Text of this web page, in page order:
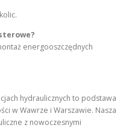
energooszczędnych
hydraulicznych to podstawa
w Wawrze i Warszawie. Nasza
z nowoczesnymi